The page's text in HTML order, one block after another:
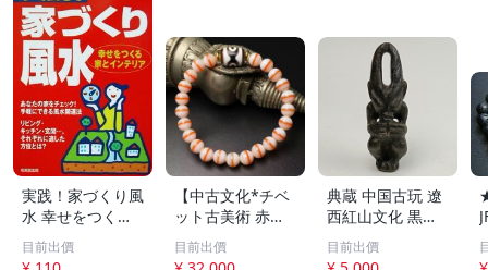
実践！家づくり風
水 幸せをつくる
家とインテリア/
浅野八郎(著者)
目前出價
【中古文化*チベ
ット古美術 赤縞
天眼瑪瑙丸珠 天
地天珠組み合わせ
目前出價
典蔵 中国古玩 遼
西紅山文化 黒曜
石 黒皮玉 太陽神
祈祷像 唐物 骨董
目前出價